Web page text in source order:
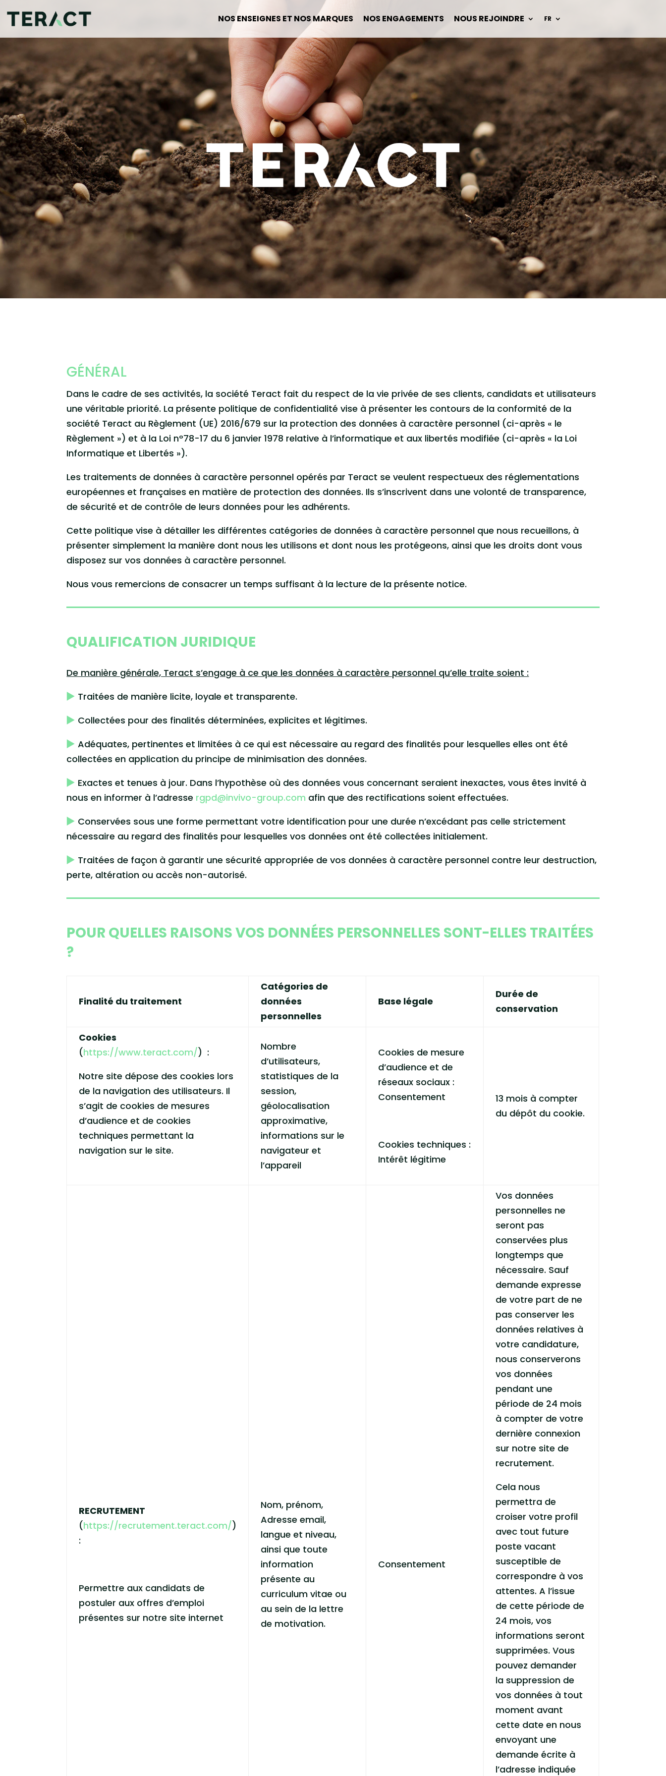
NOS ENSEIGNES ET NOS MARQUES NOS ENGAGEMENTS NOUS REJOINDRE FR
GÉNÉRAL
Dans le cadre de ses activités, la société Teract fait du respect de la vie privée de ses clients, candidats et utilisateurs
une véritable priorité. La présente politique de confidentialité vise à présenter les contours de la conformité de la
société Teract au Règlement (UE) 2016/679 sur la protection des données à caractère personnel (ci-après « le
Règlement ») et à la Loi n°78-17 du 6 janvier 1978 relative à l’informatique et aux libertés modifiée (ci-après « la Loi
Informatique et Libertés »).
Les traitements de données à caractère personnel opérés par Teract se veulent respectueux des réglementations
européennes et françaises en matière de protection des données. Ils s’inscrivent dans une volonté de transparence,
de sécurité et de contrôle de leurs données pour les adhérents.
Cette politique vise à détailler les différentes catégories de données à caractère personnel que nous recueillons, à
présenter simplement la manière dont nous les utilisons et dont nous les protégeons, ainsi que les droits dont vous
disposez sur vos données à caractère personnel.
Nous vous remercions de consacrer un temps suffisant à la lecture de la présente notice.
QUALIFICATION JURIDIQUE
De manière générale, Teract s’engage à ce que les données à caractère personnel qu’elle traite soient :
Traitées de manière licite, loyale et transparente.
Collectées pour des finalités déterminées, explicites et légitimes.
Adéquates, pertinentes et limitées à ce qui est nécessaire au regard des finalités pour lesquelles elles ont été
collectées en application du principe de minimisation des données.
Exactes et tenues à jour. Dans l’hypothèse où des données vous concernant seraient inexactes, vous êtes invité à
nous en informer à l’adresse rgpd@invivo-group.com afin que des rectifications soient effectuées.
Conservées sous une forme permettant votre identification pour une durée n’excédant pas celle strictement
nécessaire au regard des finalités pour lesquelles vos données ont été collectées initialement.
Traitées de façon à garantir une sécurité appropriée de vos données à caractère personnel contre leur destruction,
perte, altération ou accès non-autorisé.
POUR QUELLES RAISONS VOS DONNÉES PERSONNELLES SONT-ELLES TRAITÉES
?
Finalité du traitement
Catégories de
données
personnelles
Base légale
Durée de
conservation
Cookies
(https://www.teract.com/) :
Notre site dépose des cookies lors
de la navigation des utilisateurs. Il
s’agit de cookies de mesures
d’audience et de cookies
techniques permettant la
navigation sur le site.
Nombre
d’utilisateurs,
statistiques de la
session,
géolocalisation
approximative,
informations sur le
navigateur et
l’appareil
Cookies de mesure
d’audience et de
réseaux sociaux :
Consentement
Cookies techniques :
Intérêt légitime
13 mois à compter
du dépôt du cookie.
RECRUTEMENT
(https://recrutement.teract.com/)
:
Permettre aux candidats de
postuler aux offres d’emploi
présentes sur notre site internet
Nom, prénom,
Adresse email,
langue et niveau,
ainsi que toute
information
présente au
curriculum vitae ou
au sein de la lettre
de motivation.
Consentement
Vos données
personnelles ne
seront pas
conservées plus
longtemps que
nécessaire. Sauf
demande expresse
de votre part de ne
pas conserver les
données relatives à
votre candidature,
nous conserverons
vos données
pendant une
période de 24 mois
à compter de votre
dernière connexion
sur notre site de
recrutement.
Cela nous
permettra de
croiser votre profil
avec tout future
poste vacant
susceptible de
correspondre à vos
attentes. A l’issue
de cette période de
24 mois, vos
informations seront
supprimées. Vous
pouvez demander
la suppression de
vos données à tout
moment avant
cette date en nous
envoyant une
demande écrite à
l’adresse indiquée